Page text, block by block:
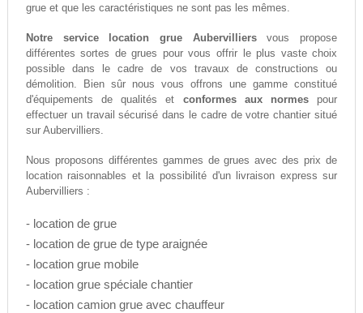
grue et que les caractéristiques ne sont pas les mêmes.
Notre service location grue Aubervilliersvous propose
différentes sortes de grues pour vous offrir le plus vaste choix
possible dans le cadre de vos travaux de constructions ou
démolition. Bien sûr nous vous offrons une gamme constitué
d'équipements de qualités et conformes aux normespour
effectuer un travail sécurisé dans le cadre de votre chantier situé
sur Aubervilliers.
Nous proposons différentes gammes de grues avec des prix de
location raisonnables et la possibilité d'un livraison express sur
Aubervilliers :
- location de grue
- location de grue de type araignée
- location grue mobile
- location grue spéciale chantier
- location camion grue avec chauffeur